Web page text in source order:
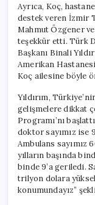
Ayrıca, Koç,
destek veren İzmir
Mahmut Özgener
teşekkür etti. Türk
Başkanı Binali
Amerikan
Koç ailesine böyle
Yıldırım,
gelişmelere dikkat
Programı’nı
doktor sayımız ise
Ambulans sayımız
yılların başında
binde 9’a geriledi.
trilyon dolara
konumundayız”